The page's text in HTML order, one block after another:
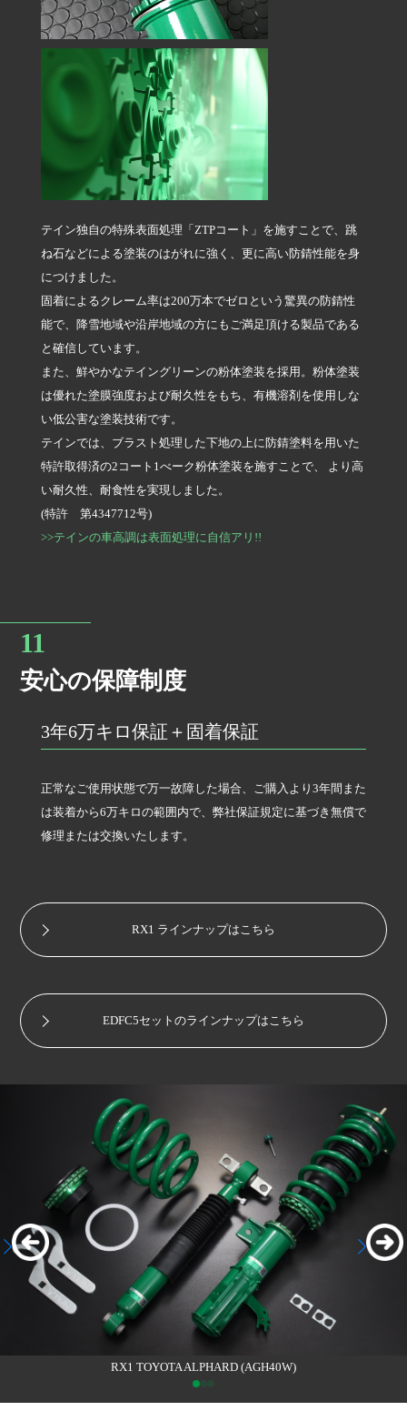
テイン独自の特殊表面処理「ZTPコート」を施すことで、跳
ね石などによる塗装のはがれに強く、更に高い防錆性能を身
につけました。
固着によるクレーム率は200万本でゼロという驚異の防錆性
能で、降雪地域や沿岸地域の方にもご満足頂ける製品である
と確信しています。
また、鮮やかなテイングリーンの粉体塗装を採用。粉体塗装
は優れた塗膜強度および耐久性をもち、有機溶剤を使用しな
い低公害な塗装技術です。
テインでは、ブラスト処理した下地の上に防錆塗料を用いた
特許取得済の2コート1べーク粉体塗装を施すことで、 より高
い耐久性、耐食性を実現しました。
(特許 第4347712号)
>>テインの車高調は表面処理に自信アリ!!
安心の保障制度
3年6万キロ保証＋固着保証
正常なご使用状態で万一故障した場合、ご購入より3年間また
は装着から6万キロの範囲内で、弊社保証規定に基づき無償で
修理または交換いたします。
RX1 ラインナップはこちら
EDFC5セットのラインナップはこちら
RX1 TOYOTA ALPHARD (AGH40W)